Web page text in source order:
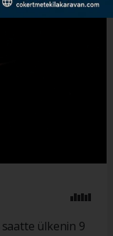
saatte ülkenin 9